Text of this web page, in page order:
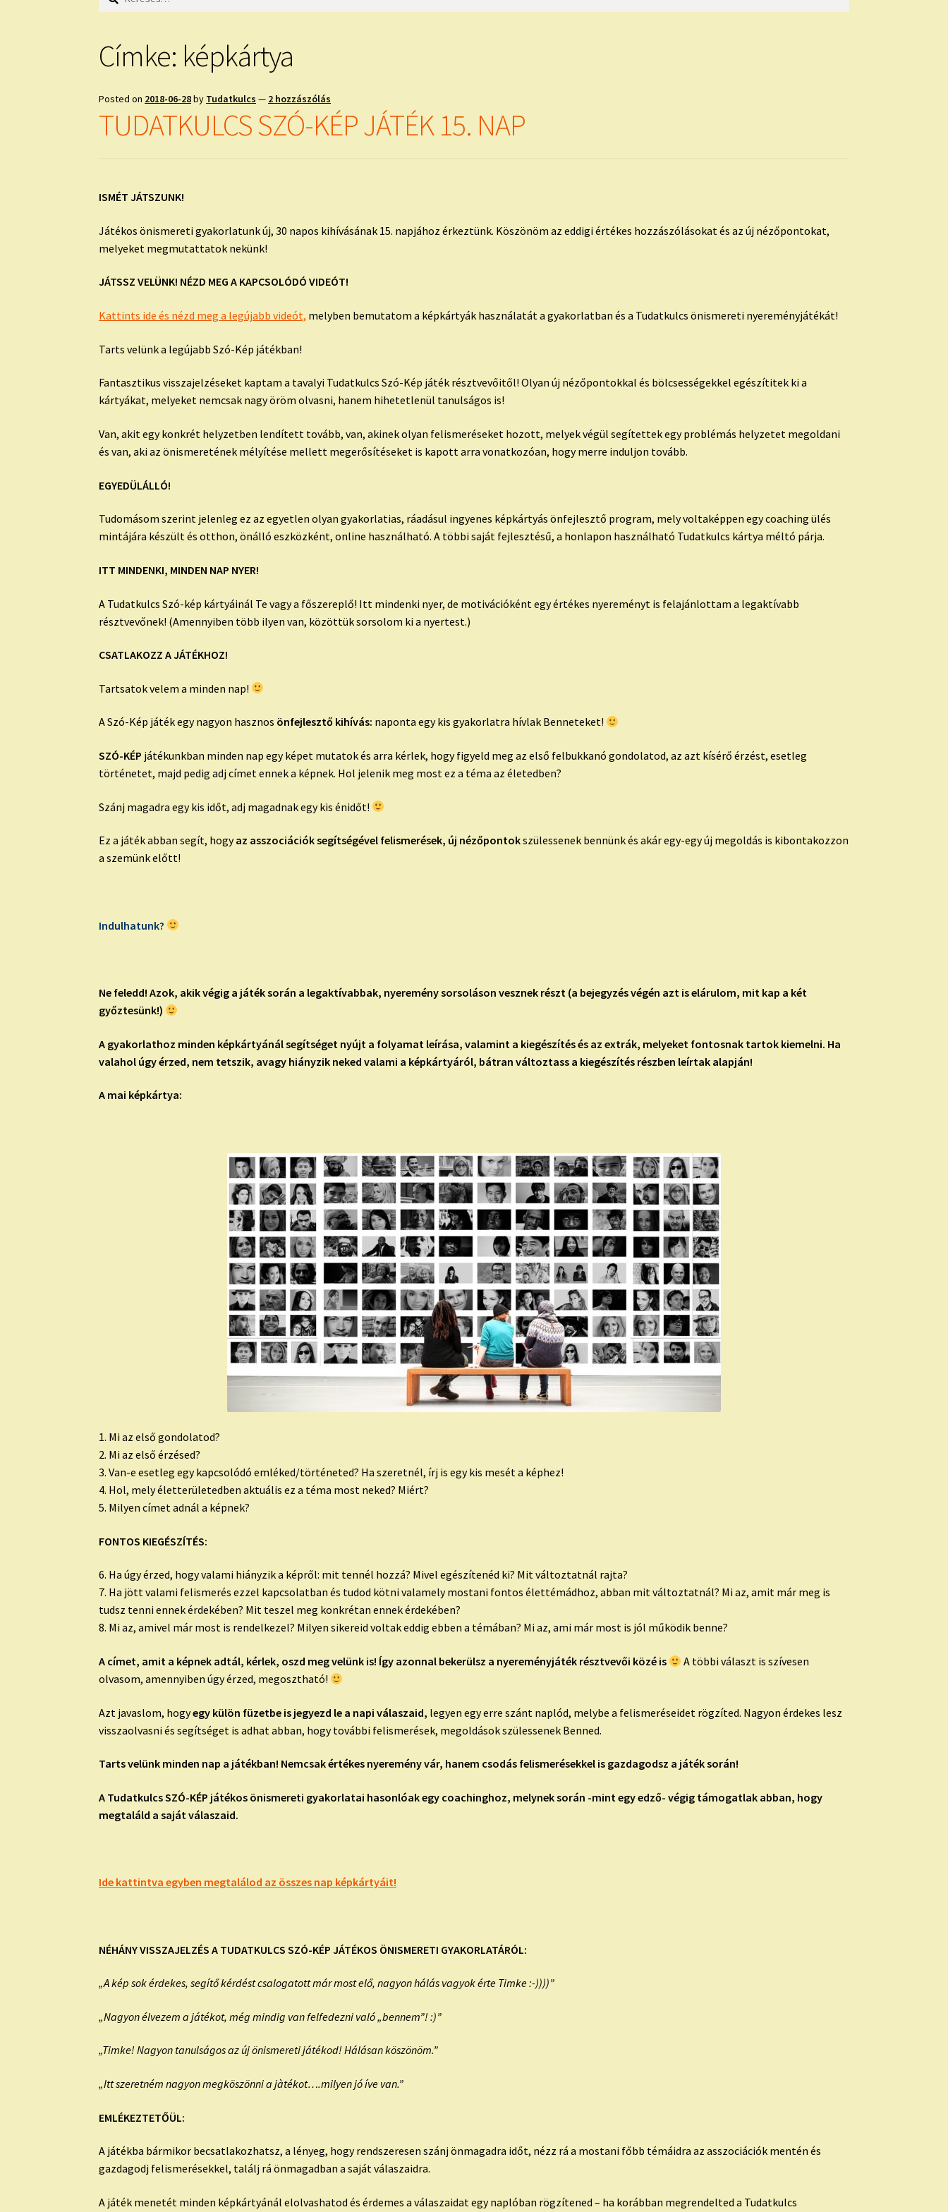
Címke: képkártya
Posted on 2018-06-28by Tudatkulcs — 2 hozzászólás
TUDATKULCS SZÓ-KÉP JÁTÉK 15. NAP
ISMÉT JÁTSZUNK!
Játékos önismereti gyakorlatunk új, 30 napos kihívásának 15. napjához érkeztünk. Köszönöm az eddigi értékes hozzászólásokat és az új nézőpontokat,
melyeket megmutattatok nekünk!
JÁTSSZ VELÜNK! NÉZD MEG A KAPCSOLÓDÓ VIDEÓT!
Kattints ide és nézd meg a legújabb videót, melyben bemutatom a képkártyák használatát a gyakorlatban és a Tudatkulcs önismereti nyereményjátékát!
Tarts velünk a legújabb Szó-Kép játékban!
Fantasztikus visszajelzéseket kaptam a tavalyi Tudatkulcs Szó-Kép játék résztvevőitől! Olyan új nézőpontokkal és bölcsességekkel egészítitek ki a
kártyákat, melyeket nemcsak nagy öröm olvasni, hanem hihetetlenül tanulságos is!
Van, akit egy konkrét helyzetben lendített tovább, van, akinek olyan felismeréseket hozott, melyek végül segítettek egy problémás helyzetet megoldani
és van, aki az önismeretének mélyítése mellett megerősítéseket is kapott arra vonatkozóan, hogy merre induljon tovább.
EGYEDÜLÁLLÓ!
Tudomásom szerint jelenleg ez az egyetlen olyan gyakorlatias, ráadásul ingyenes képkártyás önfejlesztő program, mely voltaképpen egy coaching ülés
mintájára készült és otthon, önálló eszközként, online használható. A többi saját fejlesztésű, a honlapon használható Tudatkulcs kártya méltó párja.
ITT MINDENKI, MINDEN NAP NYER!
A Tudatkulcs Szó-kép kártyáinál Te vagy a főszereplő! Itt mindenki nyer, de motivációként egy értékes nyereményt is felajánlottam a legaktívabb
résztvevőnek! (Amennyiben több ilyen van, közöttük sorsolom ki a nyertest.)
CSATLAKOZZ A JÁTÉKHOZ!
Tartsatok velem a minden nap!
A Szó-Kép játék egy nagyon hasznos önfejlesztő kihívás: naponta egy kis gyakorlatra hívlak Benneteket!
SZÓ-KÉP játékunkban minden nap egy képet mutatok és arra kérlek, hogy figyeld meg az első felbukkanó gondolatod, az azt kísérő érzést, esetleg
történetet, majd pedig adj címet ennek a képnek. Hol jelenik meg most ez a téma az életedben?
Szánj magadra egy kis időt, adj magadnak egy kis énidőt!
Ez a játék abban segít, hogyaz asszociációk segítségével felismerések, új nézőpontokszülessenek bennünk és akár egy-egy új megoldás is kibontakozzon
a szemünk előtt!
Indulhatunk?
Ne feledd! Azok, akik végig a játék során a legaktívabbak, nyeremény sorsoláson vesznek részt (a bejegyzés végén azt is elárulom, mit kap a két
győztesünk!)
A gyakorlathoz minden képkártyánál segítséget nyújt a folyamat leírása, valamint a kiegészítés és az extrák, melyeket fontosnak tartok kiemelni. Ha
valahol úgy érzed, nem tetszik, avagy hiányzik neked valami a képkártyáról, bátran változtass a kiegészítés részben leírtak alapján!
A mai képkártya:
1. Mi az első gondolatod?
2. Mi az első érzésed?
3. Van-e esetleg egy kapcsolódó emléked/történeted? Ha szeretnél, írj is egy kis mesét a képhez!
4. Hol, mely életterületedben aktuális ez a téma most neked? Miért?
5. Milyen címet adnál a képnek?
FONTOS KIEGÉSZÍTÉS:
6. Ha úgy érzed, hogy valami hiányzik a képről: mit tennél hozzá? Mivel egészítenéd ki? Mit változtatnál rajta?
7. Ha jött valami felismerés ezzel kapcsolatban és tudod kötni valamely mostani fontos élettémádhoz, abban mit változtatnál? Mi az, amit már meg is
tudsz tenni ennek érdekében? Mit teszel meg konkrétan ennek érdekében?
8. Mi az, amivel már most is rendelkezel? Milyen sikereid voltak eddig ebben a témában? Mi az, ami már most is jól működik benne?
A címet, amit a képnek adtál, kérlek, oszd meg velünk is! Így azonnal bekerülsz a nyereményjáték résztvevői közé is
A többi választ is szívesen
olvasom, amennyiben úgy érzed, megosztható!
Azt javaslom, hogyegy külön füzetbe is jegyezd le a napi válaszaid, legyen egy erre szánt naplód, melybe a felismeréseidet rögzíted. Nagyon érdekes lesz
visszaolvasni és segítséget is adhat abban, hogy további felismerések, megoldások szülessenek Benned.
Tarts velünk minden nap a játékban! Nemcsak értékes nyeremény vár, hanem csodás felismerésekkel is gazdagodsz a játék során!
A Tudatkulcs SZÓ-KÉP játékos önismereti gyakorlatai hasonlóak egy coachinghoz, melynek során -mint egy edző- végig támogatlak abban, hogy
megtaláld a saját válaszaid.
Ide kattintva egyben megtalálod az összes nap képkártyáit!
NÉHÁNY VISSZAJELZÉS A TUDATKULCS SZÓ-KÉP JÁTÉKOS ÖNISMERETI GYAKORLATÁRÓL:
„A kép sok érdekes, segítő kérdést csalogatott már most elő, nagyon hálás vagyok érte Timke :-))))”
„Nagyon élvezem a játékot, még mindig van felfedezni való „bennem”! :)”
„Timke! Nagyon tanulságos az új önismereti játékod! Hálásan köszönöm.”
„Itt szeretném nagyon megköszönni a jàtékot….milyen jó íve van.”
EMLÉKEZTETŐÜL:
A játékba bármikor becsatlakozhatsz, a lényeg, hogy rendszeresen szánj önmagadra időt, nézz rá a mostani főbb témáidra az asszociációk mentén és
gazdagodj felismerésekkel, találj rá önmagadban a saját válaszaidra.
A játék menetét minden képkártyánál elolvashatod és érdemes a válaszaidat egy naplóban rögzítened – ha korábban megrendelted a Tudatkulcs